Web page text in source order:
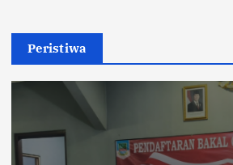
Peristiwa